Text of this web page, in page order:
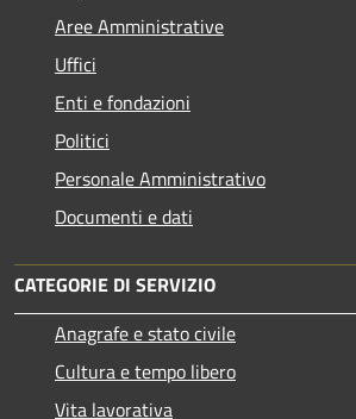
Aree Amministrative
Uffici
Enti e fondazioni
Politici
Personale Amministrativo
Documenti e dati
CATEGORIE DI SERVIZIO
Anagrafe e stato civile
Cultura e tempo libero
Vita lavorativa